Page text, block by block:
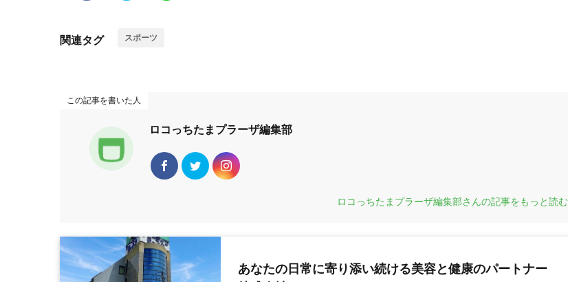
関連タグ スポーツ
この記事を書いた人
ロコっちたまプラーザ編集部
ロコっちたまプラーザ編集部さんの記事をもっと読む
あなたの日常に寄り添い続ける美容と健康のパートナー